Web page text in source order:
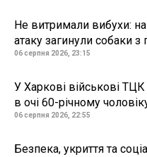
Не витримали вибухи:
атаку загинули собаки з
06 серпня 2026, 23:15
У Харкові військові
в очі 60-річному
06 серпня 2026, 22:55
Безпека, укриття та